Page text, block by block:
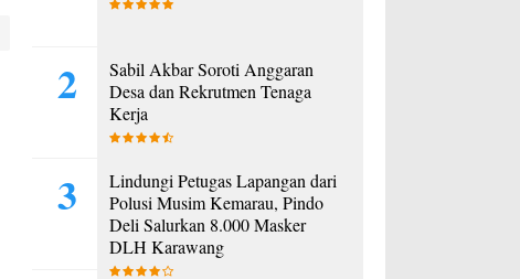
Sabil Akbar Soroti Anggaran
Desa dan Rekrutmen Tenaga
Kerja
Lindungi Petugas Lapangan dari
Polusi Musim Kemarau, Pindo
Deli Salurkan 8.000 Masker
DLH Karawang